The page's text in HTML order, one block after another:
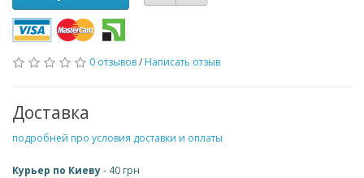
0 отзывов/ Написать отзыв
Доставка
подробней про условия доставки и оплаты
Курьер по Киеву- 40 грн